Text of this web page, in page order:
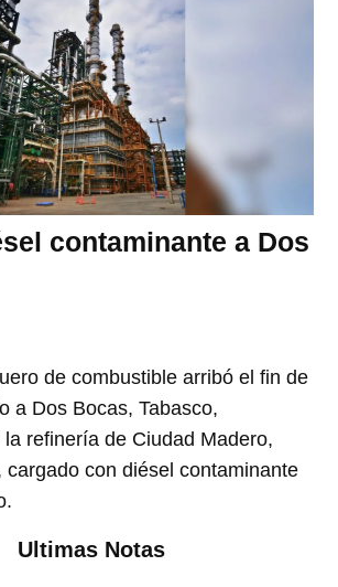
contaminante a Dos
de combustible arribó el fin de
a Dos Bocas, Tabasco,
refinería de Ciudad Madero,
cargado con diésel contaminante
Ultimas Notas